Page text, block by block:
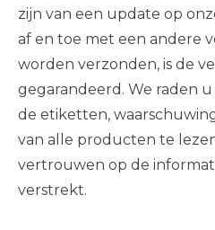
zijn van een update op
af ​​en toe met een andere
worden verzonden, is de
gegarandeerd. We raden
de etiketten,
van alle producten te
vertrouwen op de
verstrekt.